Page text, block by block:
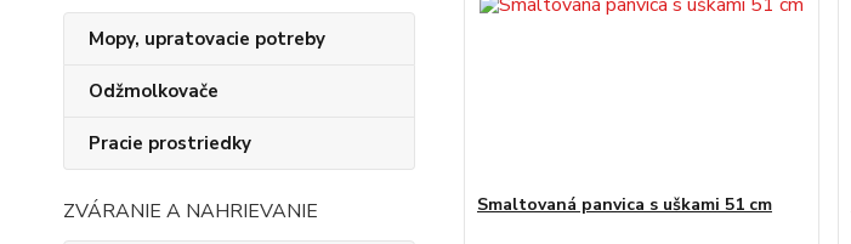
Mopy, upratovacie potreby
Odžmolkovače
Pracie prostriedky
ZVÁRANIE A NAHRIEVANIE Smaltovaná panvica s uškami 51 cm